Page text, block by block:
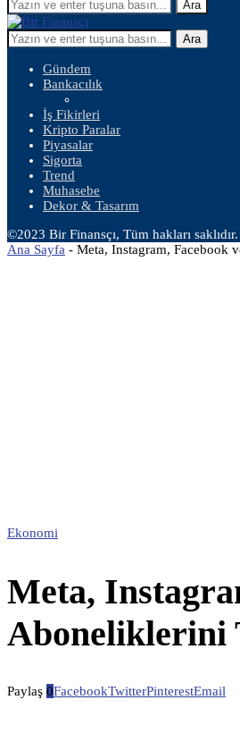
Ara
Ara
Gündem
Bankacılık
İş Fikirleri
Kripto Paralar
Piyasalar
Sigorta
Trend
Muhasebe
Dekor & Tasarım
©2023 Bir Finansçı, Tüm hakları saklıdır.
Ana Sayfa - Meta, Instagram, Facebook
Ekonomi
Meta,
Aboneliklerini
Paylaş 0FacebookTwitterPinterestEmail